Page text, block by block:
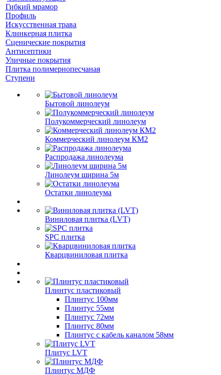
Гибкий мрамор
Профиль
Искусственная трава
Клинкерная плитка
Сценические покрытия
Антисептики
Уличные покрытия
Плитка полимернопесчаная
Ступени
Бытовой линолеум
Полукоммерческий линолеум
Коммерческий линолеум КМ2
Распродажа линолеума
Линолеум ширина 5м
Остатки линолеума
Виниловая плитка (LVT)
SPC плитка
Кварцвиниловая плитка
Плинтус пластиковый
Плинтус 100мм
Плинтус 55мм
Плинтус 72мм
Плинтус 80мм
Плинтус с кабель каналом 58мм
Плитус LVT
Плинтус МДФ